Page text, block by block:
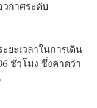
กาศระดับ
ะยะเวลาในการเดิน
ชั่วโมง ซึ่งคาดว่า